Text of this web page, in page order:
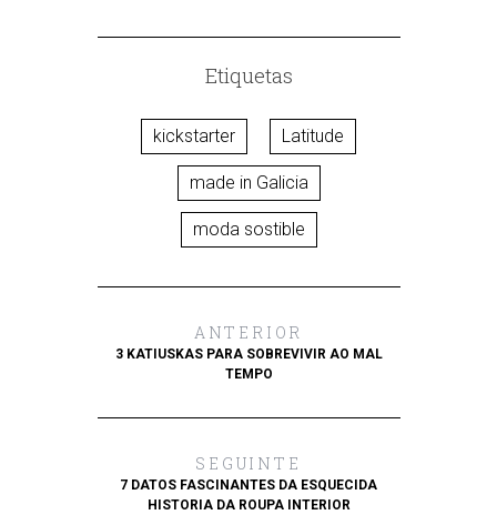
Etiquetas
kickstarter Latitude
made in Galicia
moda sostible
ANTERIOR
3 KATIUSKAS PARA SOBREVIVIR AO MAL
TEMPO
SEGUINTE
7 DATOS FASCINANTES DA ESQUECIDA
HISTORIA DA ROUPA INTERIOR